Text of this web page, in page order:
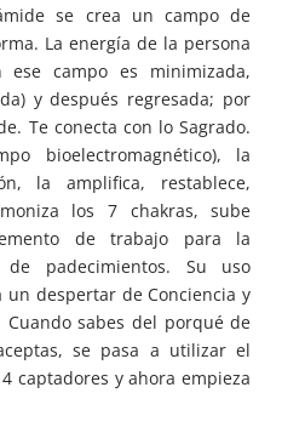
se crea un campo de
La energía de la persona
campo es minimizada,
y después regresada; por
Te conecta con lo Sagrado.
bioelectromagnético), la
la amplifica, restablece,
los 7 chakras, sube
de trabajo para la
padecimientos. Su uso
despertar de Conciencia y
sabes del porqué de
se pasa a utilizar el
captadores y ahora empieza